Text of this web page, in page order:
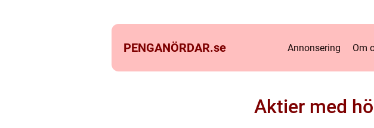
PENGANÖRDAR.se Annonsering Om
Aktier med